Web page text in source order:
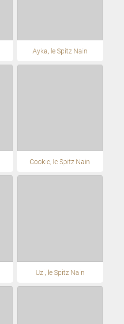
Ayka, le Spitz Nain
Cookie, le Spitz Nain
Uzi, le Spitz Nain